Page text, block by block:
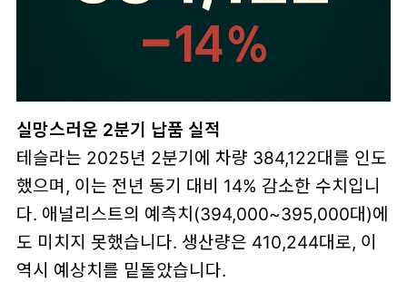
실망스러운 2분기 납품 실적
테슬라는 2025년 2분기에 차량 384,122대를 인도
했으며, 이는 전년 동기 대비 14% 감소한 수치입니
다. 애널리스트의 예측치(394,000~395,000대)에
도 미치지 못했습니다. 생산량은 410,244대로, 이
역시 예상치를 밑돌았습니다.